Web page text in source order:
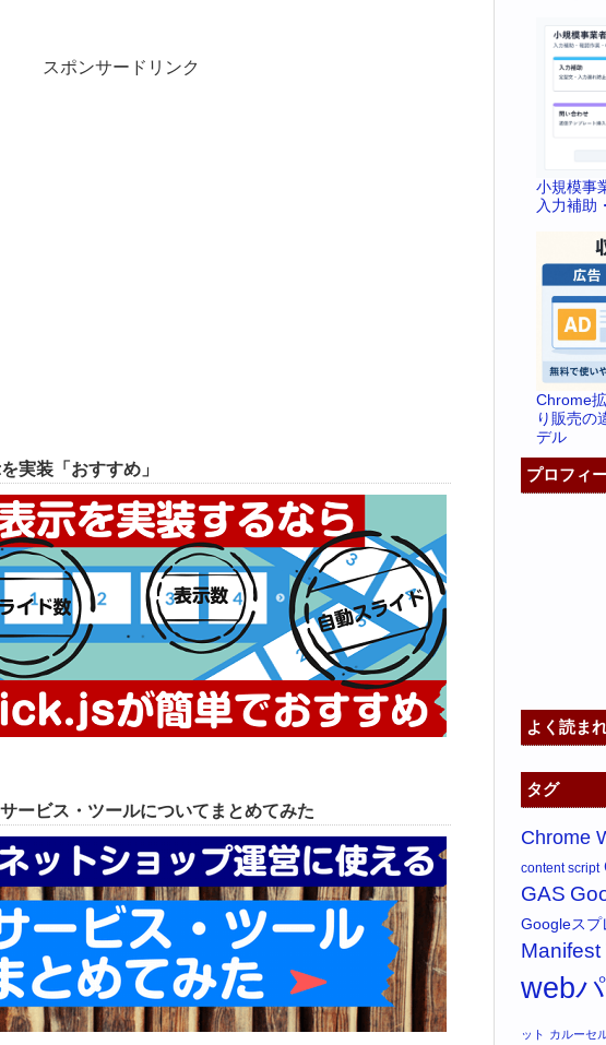
スポンサードリンク
実装「おすすめ」
ービス・ツールについてまとめてみた
小規模事
入力補助
Chrome
り販売の
デル
プロフィ
よく読ま
タグ
Chrome
content script
GAS
Googleスプ
Manifest
web
ット カルーセ